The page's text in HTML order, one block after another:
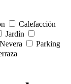
Calefacción
Jardín
Nevera
Parking